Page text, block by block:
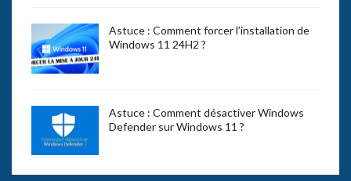
Astuce : Comment forcer l’installation de
Windows 11 24H2 ?
Astuce : Comment désactiver Windows
Defender sur Windows 11 ?